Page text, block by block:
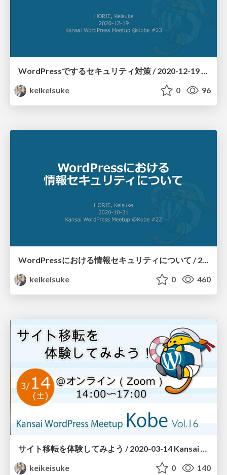
WordPressでするセキュリティ対策 / 2020-12-19 Kansai WordPress Meetup @KOBE #023
keikeisuke
0 96
keikeisuke
0 460
サイト移転を体験してみよう / 2020-03-14 Kansai WordPress Meetup @Kobe #16 session 2
keikeisuke
0 140